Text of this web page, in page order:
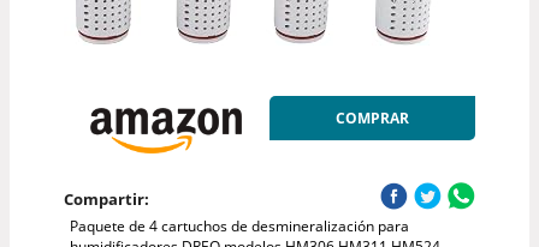
COMPRAR
Compartir:
Paquete de 4 cartuchos de desmineralización para